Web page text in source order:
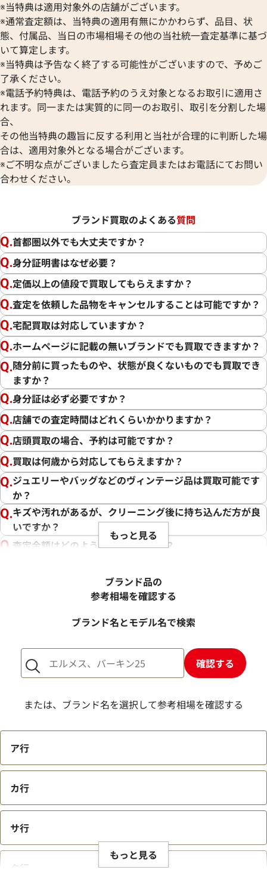
※当特典は適用対象外の店舗がございます。
※通常査定額は、当特典の適用有無にかかわらず、品目、状
態、付属品、当日の市場相場その他の当社統一査定基準に基づ
いて算定します。
※当特典は予告なく終了する可能性がございますので、予めご
了承ください。
※電話予約特典は、電話予約のうえ対象となるお取引に適用さ
れます。同一または実質的に同一のお取引、取引を分割した場
合、
その他当特典の趣旨に反する利用と当社が合理的に判断した場
合は、適用対象外となる場合がございます。
※ご不明な点がございましたら査定員またはお電話にてお問い
合わせください。
ブランド買取のよくある質問
首都圏以外でも大丈夫ですか？
身分証明書はなぜ必要？
定価以上の値段で買取してもらえますか？
査定を依頼した品物をキャンセルすることは可能ですか？
宅配買取は対応していますか？
ホームページに記載の無いブランドでも買取できますか？
随分前に買ったものや、状態が良くないものでも買取でき
ますか？
身分証は必ず必要ですか？
店舗での査定時間はどれくらいかかりますか？
店頭買取の場合、予約は可能ですか？
買取は何歳から対応してもらえますか？
ジュエリーやバッグなどのヴィンテージ品は買取可能です
か？
キズや汚れがあるが、クリーニング後に持ち込んだ方が良
いですか？
査定金額はどのように決まりますか？
売却するか悩んでいるのですが、査定だけお願いできます
1点からでも査定できますか？
もっと見る
ブランド品の
参考相場を確認する
ブランド名とモデル名で検索
確認する
または、ブランド名を選択して参考相場を確認する
ア行
カ行
サ行
タ行
もっと見る